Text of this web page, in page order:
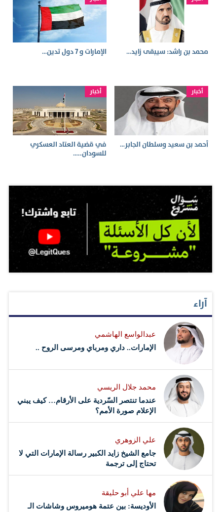
محمد بن راشد: سيبقى زايد… الإمارات و 7 دول تدين…
أخبار
أحمد بن سعيد وسلطان الجابر…
أخبار
في قضية العتاد العسكري
للسودان..…
آراء
عبدالواسع الهاشمي
الإمارات.. داري ومرباي ومرسى الروح ..
محمد جلال الريسي
عندما تنتصر السّردية على الأرقام… كيف يبني
الإعلام صورة الأمم؟
علي الزوهري
جامع الشيخ زايد الكبير رسالة الإمارات التي لا
تحتاج إلى ترجمة
مها علي أبو حليقة
الأوديسة: بين عتمة هوميروس وشاشات الـ